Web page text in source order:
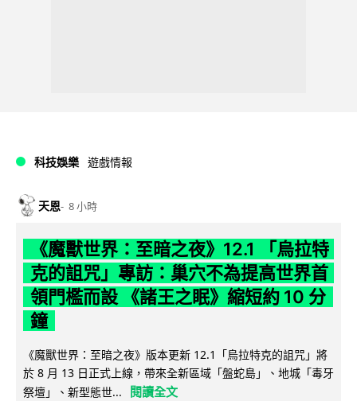
科技娛樂 遊戲情報
天恩 8 小時
《魔獸世界：至暗之夜》12.1 「烏拉特
克的詛咒」專訪：巢穴不為提高世界首
領門檻而設 《諸王之眠》縮短約 10 分
鐘
《魔獸世界：至暗之夜》版本更新 12.1「烏拉特克的詛咒」將
於 8 月 13 日正式上線，帶來全新區域「盤蛇島」、地城「毒牙
祭壇」、新型態世...
閱讀全文